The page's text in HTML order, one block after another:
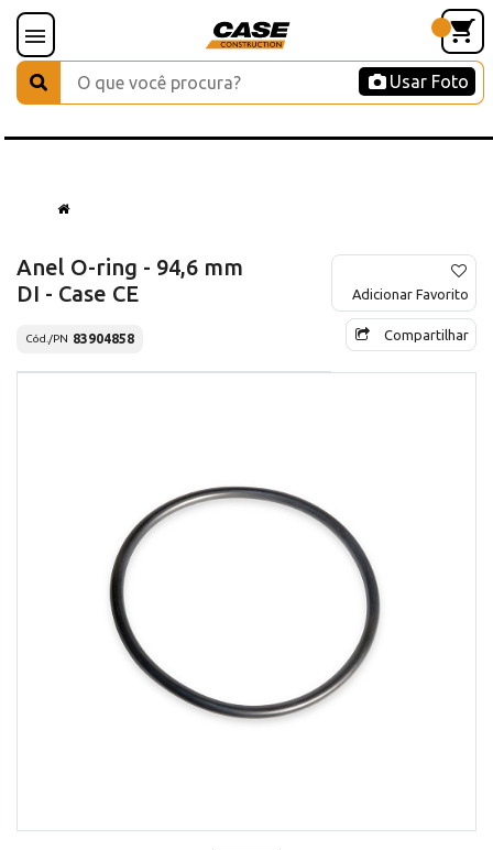
Usar Foto
Anel O-ring - 94,6 mm
DI - Case CE
Cód./PN 83904858
Adicionar Favorito
Compartilhar